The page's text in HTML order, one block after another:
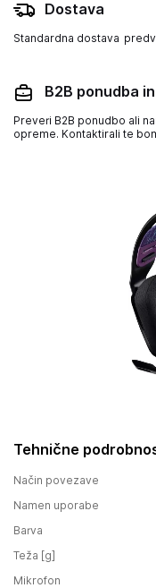
Tehnične
Način povezave
Namen uporabe
Barva
Teža [g]
Mikrofon
Dostava
Standardna dostava
B2B ponudba
Preveri B2B ponudbo ali
opreme. Kontaktirali te